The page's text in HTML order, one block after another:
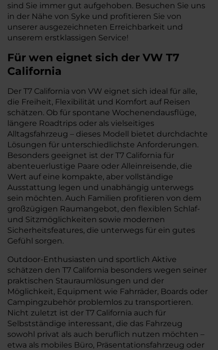
sind Sie immer gut aufgehoben. Besuchen Sie uns
in der Nähe von Syke und profitieren Sie von
unserer ausgezeichneten Erreichbarkeit und
unserem erstklassigen Service!
Für wen eignet sich der VW T7
California
Der T7 California von VW eignet sich ideal für alle,
die Freiheit, Flexibilität und Komfort auf Reisen
schätzen. Ob für spontane Wochenendausflüge,
längere Roadtrips oder als vielseitiges
Alltagsfahrzeug – dieses Modell bietet durchdachte
Lösungen für unterschiedlichste Anforderungen.
Besonders geeignet ist der T7 California für
abenteuerlustige Paare oder Alleinreisende, die
Wert auf eine kompakte, aber vollständige
Ausstattung legen und unabhängig unterwegs
sein möchten. Auch Familien profitieren von dem
großzügigen Raumangebot, den flexiblen Schlaf-
und Sitzmöglichkeiten sowie modernen
Sicherheitsfeatures, die unterwegs für ein gutes
Gefühl sorgen.
Outdoor-Enthusiasten und sportlich Aktive
schätzen den T7 California besonders wegen seiner
praktischen Stauraumlösungen und der
Möglichkeit, Equipment wie Fahrräder, Boards oder
Campingzubehör problemlos zu transportieren.
Nicht zuletzt ist der T7 California auch für
Selbstständige interessant, die das Fahrzeug
sowohl privat als auch beruflich nutzen möchten –
etwa als mobiles Büro, Präsentationsfahrzeug oder